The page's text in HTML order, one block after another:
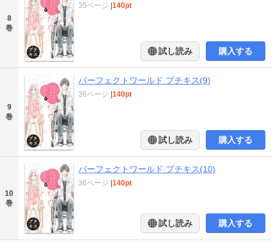
8
巻
35ページ |140pt
試し読み 購入する
9
巻
パーフェクトワールド プチキス(9)
36ページ |140pt
試し読み 購入する
10
巻
パーフェクトワールド プチキス(10)
36ページ |140pt
試し読み 購入する